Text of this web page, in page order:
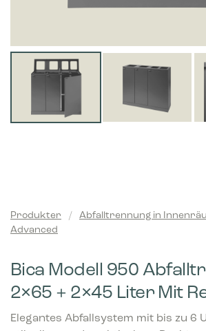
Produkter / Abfalltrennung in
Advanced
Bica Modell 950
2×65 + 2×45 Liter Mit
Elegantes Abfallsystem mit bis zu 6